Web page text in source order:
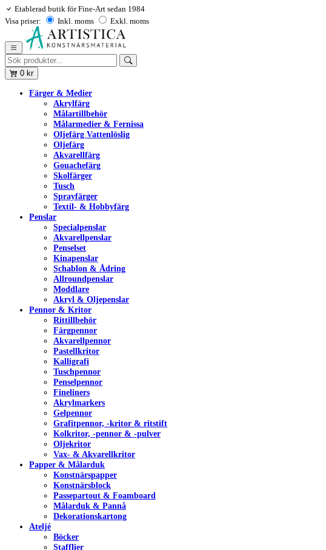
Etablerad butik för Fine-Art sedan 1984
Visa priser:
Inkl. moms Exkl. moms
0 kr
Färger & Medier
Akrylfärg
Målartillbehör
Målarmedier & Fernissa
Oljefärg Vattenlöslig
Oljefärg
Akvarellfärg
Gouachefärg
Skolfärger
Tusch
Sprayfärger
Textil- & Hobbyfärg
Penslar
Specialpenslar
Akvarellpenslar
Penselset
Kinapenslar
Schablon & Ådring
Allroundpenslar
Moddlare
Akryl & Oljepenslar
Pennor & Kritor
Rittillbehör
Färgpennor
Akvarellpennor
Pastellkritor
Kalligrafi
Tuschpennor
Penselpennor
Fineliners
Akrylmarkers
Gelpennor
Grafitpennor, -kritor & ritstift
Kolkritor, -pennor & -pulver
Oljekritor
Vax- & Akvarellkritor
Papper & Målarduk
Konstnärspapper
Konstnärsblock
Passepartout & Foamboard
Målarduk & Pannå
Dekorationskartong
Ateljé
Böcker
Stafflier